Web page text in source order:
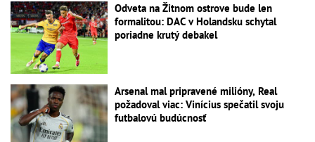
Odveta na Žitnom ostrove bude len
formalitou: DAC v Holandsku schytal
poriadne krutý debakel
Arsenal mal pripravené milióny, Real
požadoval viac: Vinícius spečatil svoju
futbalovú budúcnosť